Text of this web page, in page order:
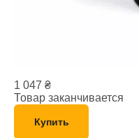
1 047 ₴
Товар заканчивается
Купить